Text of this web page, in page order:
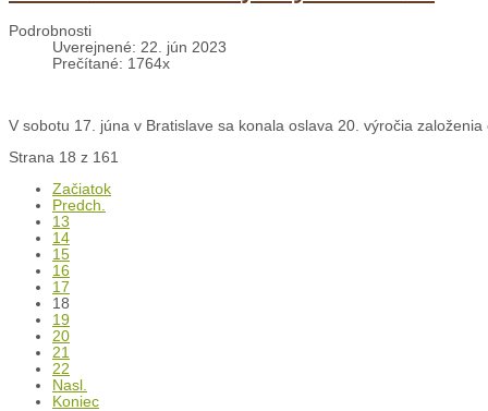
Podrobnosti
Uverejnené: 22. jún 2023
Prečítané: 1764x
V sobotu 17. júna v Bratislave sa konala oslava 20. výročia
Strana 18 z 161
Začiatok
Predch.
13
14
15
16
17
18
19
20
21
22
Nasl.
Koniec